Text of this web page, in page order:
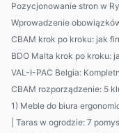
Pozycjonowanie stron w
Wprowadzenie
CBAM krok po kroku: jak
BDO Malta krok po kroku:
VAL-I-PAC Belgia:
CBAM rozporządzenie: 5
1) Meble do biura
| Taras w ogrodzie: 7